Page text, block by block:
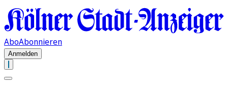
AboAbonnieren
Anmelden